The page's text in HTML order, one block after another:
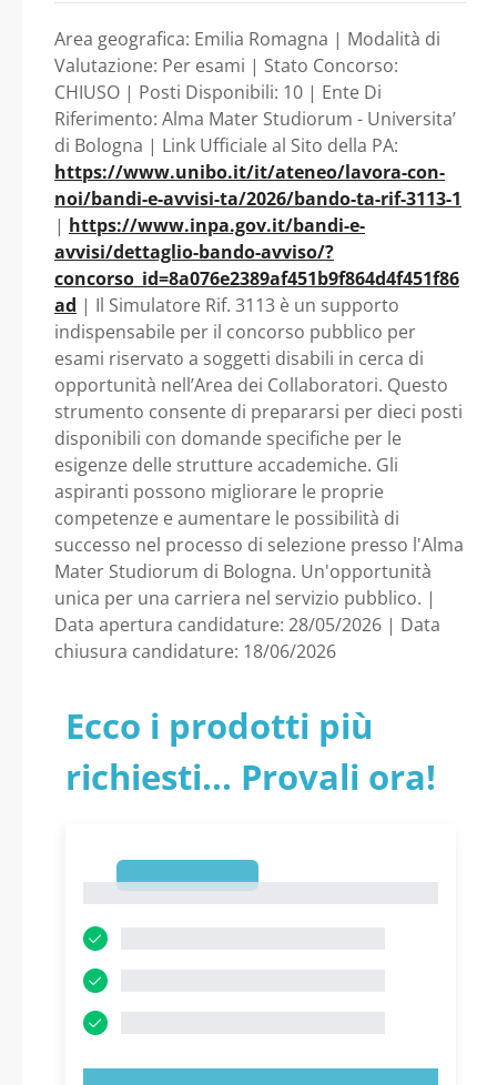
possesso dello stato di
disoccupazione - Emilia
Romagna - Alma Mater
Studiorum - Universita’ di
Bologna
Area geografica: Emilia Romagna | Modalità di
Valutazione: Per esami | Stato Concorso:
CHIUSO | Posti Disponibili: 10 | Ente Di
Riferimento: Alma Mater Studiorum - Universita’
di Bologna | Link Ufficiale al Sito della PA:
https://www.unibo.it/it/ateneo/lavora-con-
noi/bandi-e-avvisi-ta/2026/bando-ta-rif-3113-1
| https://www.inpa.gov.it/bandi-e-
avvisi/dettaglio-bando-avviso/?
concorso_id=8a076e2389af451b9f864d4f451f86
ad | Il Simulatore Rif. 3113 è un supporto
indispensabile per il concorso pubblico per
esami riservato a soggetti disabili in cerca di
opportunità nell’Area dei Collaboratori. Questo
strumento consente di prepararsi per dieci posti
disponibili con domande specifiche per le
esigenze delle strutture accademiche. Gli
aspiranti possono migliorare le proprie
competenze e aumentare le possibilità di
successo nel processo di selezione presso l'Alma
Mater Studiorum di Bologna. Un'opportunità
unica per una carriera nel servizio pubblico. |
Data apertura candidature: 28/05/2026 | Data
chiusura candidature: 18/06/2026
Ecco i prodotti più
richiesti... Provali ora!